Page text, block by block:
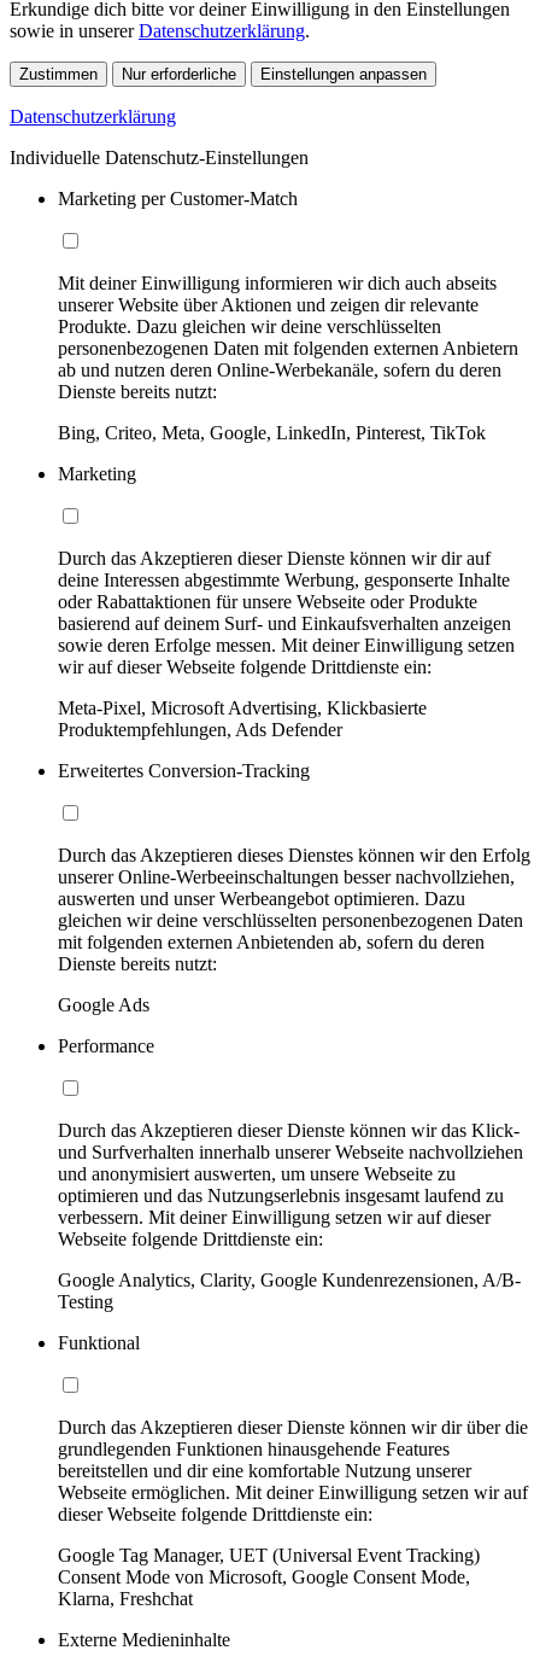
Erkundige dich bitte vor deiner Einwilligung in den Einstellungen
sowie in unsererDatenschutzerklärung.
Zustimmen Nur erforderliche Einstellungen anpassen
Datenschutzerklärung
Individuelle Datenschutz-Einstellungen
Marketing per Customer-Match
Mit deiner Einwilligung informieren wir dich auch abseits
unserer Website über Aktionen und zeigen dir relevante
Produkte. Dazu gleichen wir deine verschlüsselten
personenbezogenen Daten mit folgenden externen Anbietern
ab und nutzen deren Online-Werbekanäle, sofern du deren
Dienste bereits nutzt:
Bing, Criteo, Meta, Google, LinkedIn, Pinterest, TikTok
Marketing
Durch das Akzeptieren dieser Dienste können wir dir auf
deine Interessen abgestimmte Werbung, gesponserte Inhalte
oder Rabattaktionen für unsere Webseite oder Produkte
basierend auf deinem Surf- und Einkaufsverhalten anzeigen
sowie deren Erfolge messen. Mit deiner Einwilligung setzen
wir auf dieser Webseite folgende Drittdienste ein:
Meta-Pixel, Microsoft Advertising, Klickbasierte
Produktempfehlungen, Ads Defender
Erweitertes Conversion-Tracking
Durch das Akzeptieren dieses Dienstes können wir den Erfolg
unserer Online-Werbeeinschaltungen besser nachvollziehen,
auswerten und unser Werbeangebot optimieren. Dazu
gleichen wir deine verschlüsselten personenbezogenen Daten
mit folgenden externen Anbietenden ab, sofern du deren
Dienste bereits nutzt:
Google Ads
Performance
Durch das Akzeptieren dieser Dienste können wir das Klick-
und Surfverhalten innerhalb unserer Webseite nachvollziehen
und anonymisiert auswerten, um unsere Webseite zu
optimieren und das Nutzungserlebnis insgesamt laufend zu
verbessern. Mit deiner Einwilligung setzen wir auf dieser
Webseite folgende Drittdienste ein:
Google Analytics, Clarity, Google Kundenrezensionen, A/B-
Testing
Funktional
Durch das Akzeptieren dieser Dienste können wir dir über die
grundlegenden Funktionen hinausgehende Features
bereitstellen und dir eine komfortable Nutzung unserer
Webseite ermöglichen. Mit deiner Einwilligung setzen wir auf
dieser Webseite folgende Drittdienste ein:
Google Tag Manager, UET (Universal Event Tracking)
Consent Mode von Microsoft, Google Consent Mode,
Klarna, Freshchat
Externe Medieninhalte